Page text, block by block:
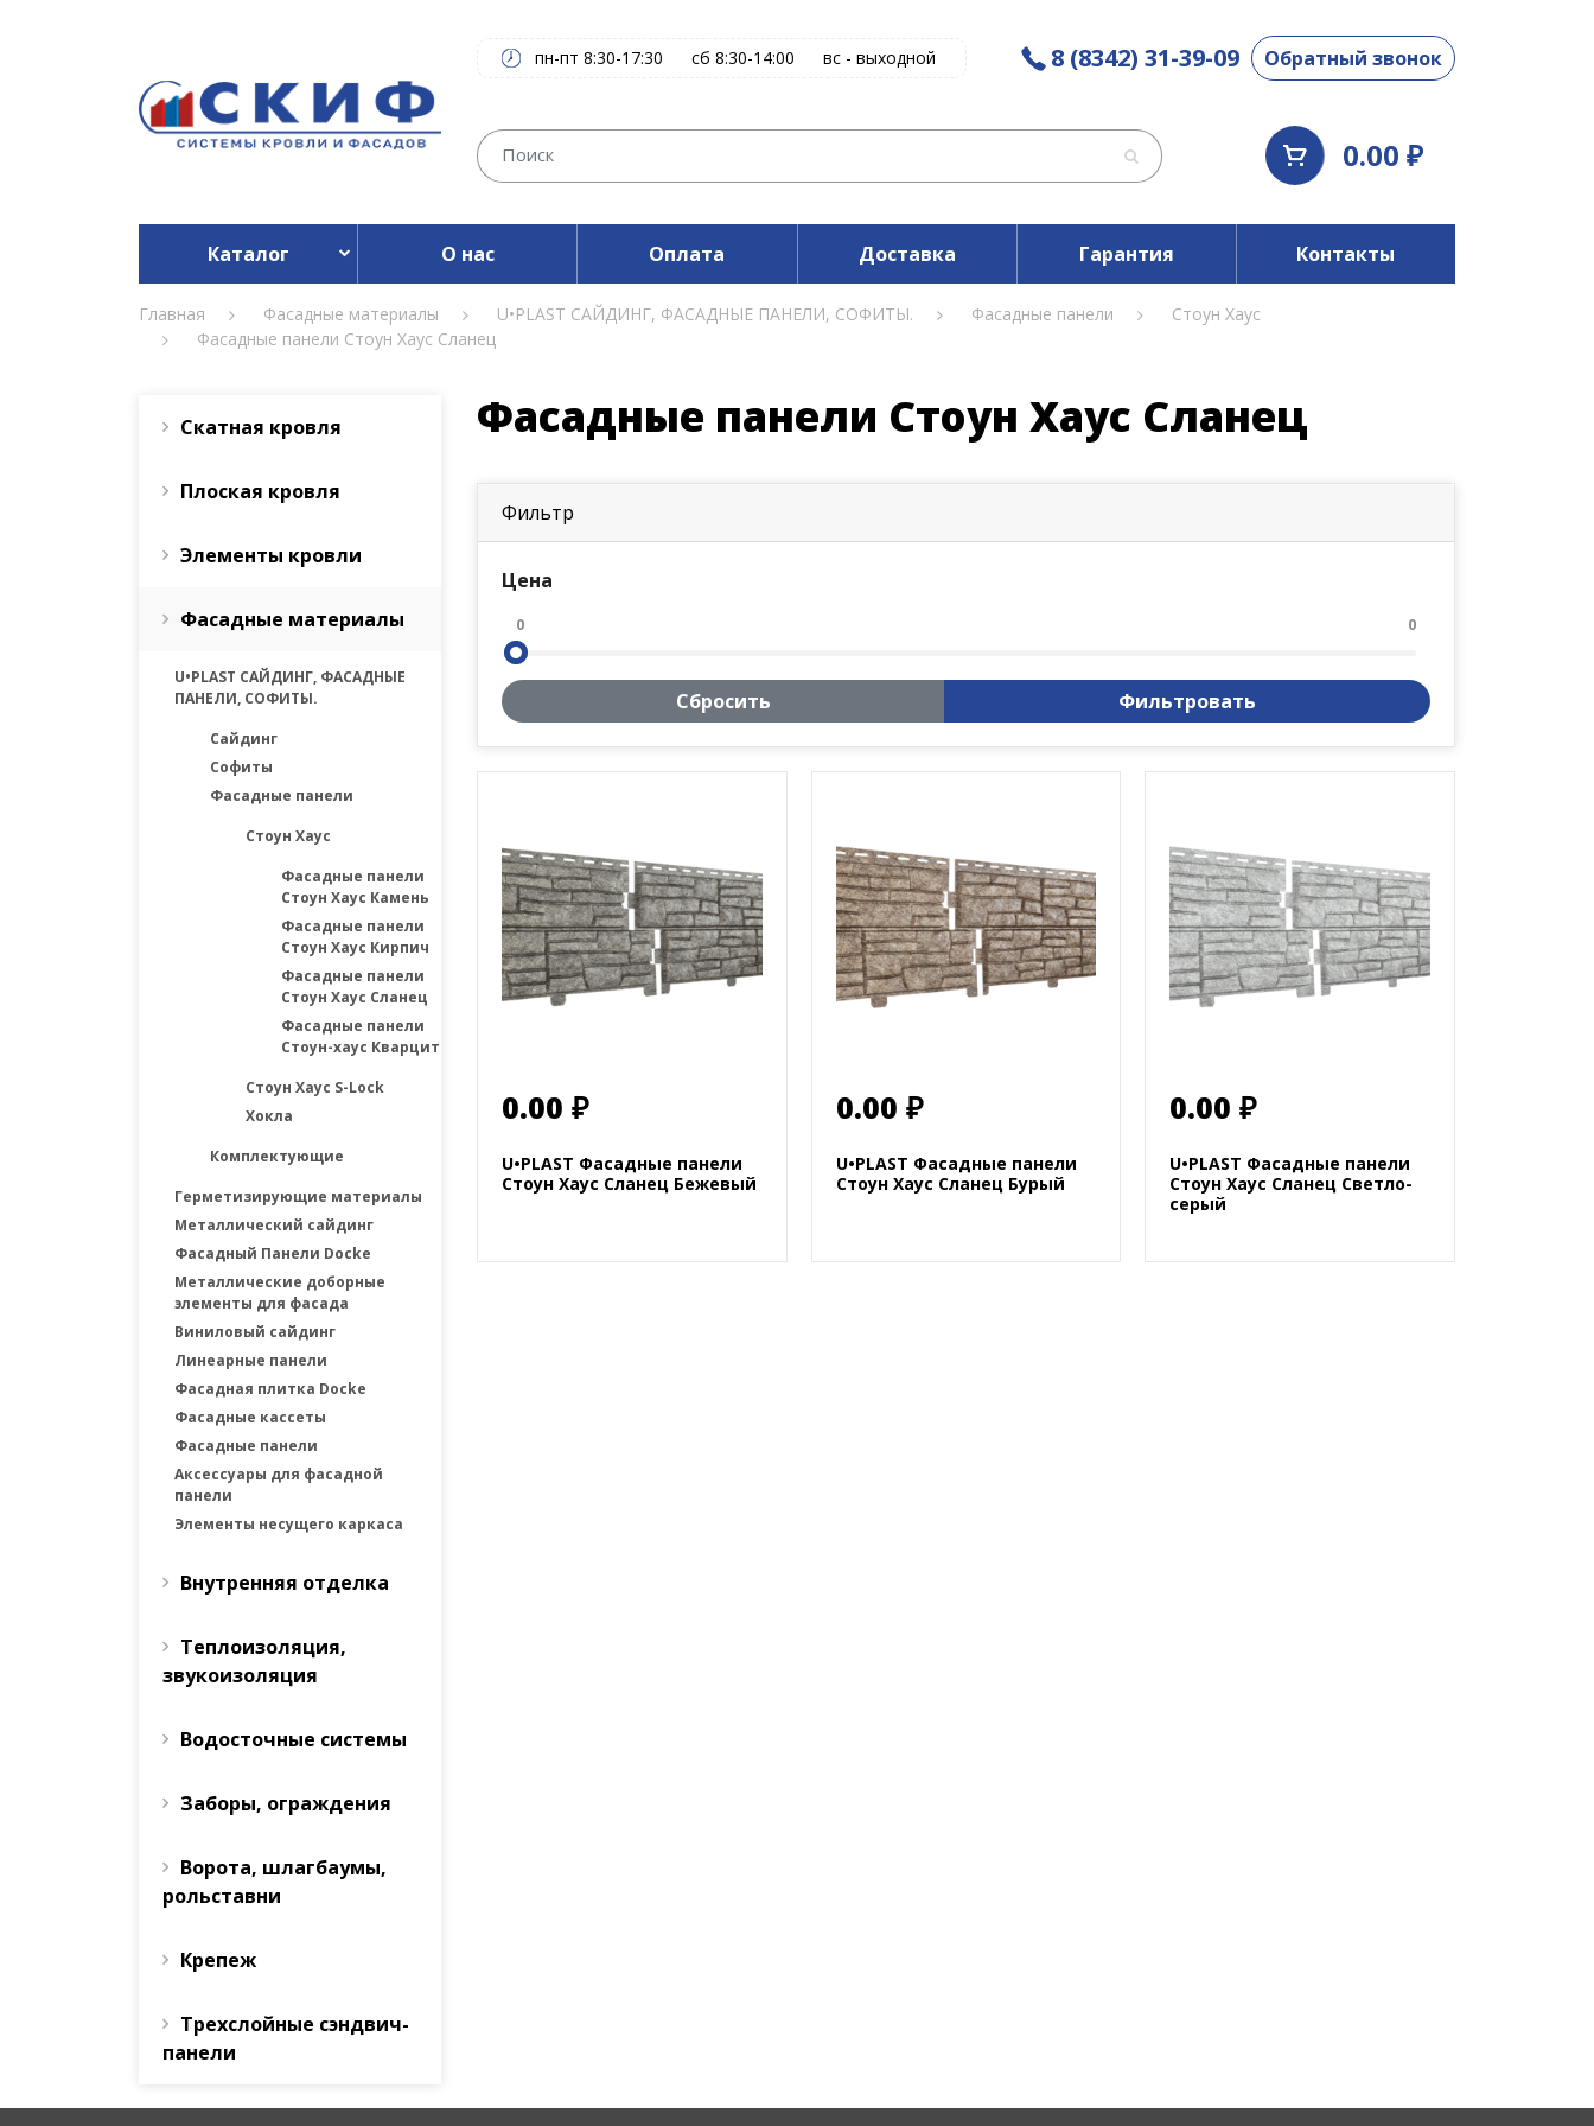
пн-пт 8:30-17:30 сб 8:30-14:00 вс - выходной 8 (8342) 31-39-09 Обратный звонок
0.00 ₽
Каталог О нас Оплата Доставка Гарантия Контакты
Главная Фасадные материалы U•PLAST САЙДИНГ, ФАСАДНЫЕ ПАНЕЛИ, СОФИТЫ. Фасадные панели
Стоун Хаус
Фасадные панели Стоун Хаус Сланец
Скатная кровля
Плоская кровля
Элементы кровли
Фасадные материалы
U•PLAST САЙДИНГ, ФАСАДНЫЕ
ПАНЕЛИ, СОФИТЫ.
Сайдинг
Софиты
Фасадные панели
Стоун Хаус
Фасадные панели
Стоун Хаус Камень
Фасадные панели
Стоун Хаус Кирпич
Фасадные панели
Стоун Хаус Сланец
Фасадные панели
Стоун-хаус Кварцит
Стоун Хаус S-Lock
Хокла
Комплектующие
Герметизирующие материалы
Металлический сайдинг
Фасадный Панели Docke
Металлические доборные
элементы для фасада
Виниловый сайдинг
Линеарные панели
Фасадная плитка Docke
Фасадные каcсеты
Фасадные панели
Аксессуары для фасадной
панели
Элементы несущего каркаса
Внутренняя отделка
Теплоизоляция,
звукоизоляция
Водосточные системы
Заборы, ограждения
Ворота, шлагбаумы,
рольставни
Крепеж
Трехслойные сэндвич-
панели
Фасадные панели Стоун Хаус Сланец
Фильтр
Цена
0 0
Сбросить Фильтровать
0.00 ₽
U•PLAST Фасадные панели
Стоун Хаус Сланец Бежевый
0.00 ₽
U•PLAST Фасадные панели
Стоун Хаус Сланец Бурый
0.00 ₽
U•PLAST Фасадные панели
Стоун Хаус Сланец Светло-
серый